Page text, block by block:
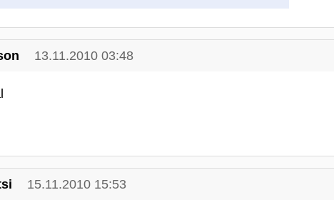
13.11.2010 03:48
15.11.2010 15:53